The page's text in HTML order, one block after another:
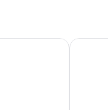
ohne Service
Hotel